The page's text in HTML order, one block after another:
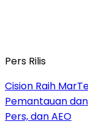
Pers Rilis
Cision Raih
Pemantauan
Pers, dan AEO